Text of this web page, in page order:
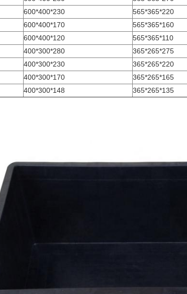
600*400*230
565*365*220
600*400*170
565*365*160
600*400*120
565*365*110
400*300*280
365*265*275
400*300*230
365*265*220
400*300*170
365*265*165
400*300*148 365*265*135